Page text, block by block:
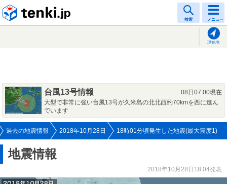
検索 メニュー
現在地
台風13号情報
08日07:00現在
大型で非常に強い台風13号が久米島の北北西約70kmを西に進ん
でいます
過去の地震情報 2018年10月28日 18時01分頃発生した地震(最大震度1)
地震情報
2018年10月28日18:04発表